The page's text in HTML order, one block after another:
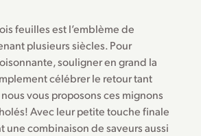
feuilles est l’emblème de
plusieurs siècles. Pour
souligner en grand la
célébrer le retour tant
vous proposons ces mignons
Avec leur petite touche finale
une combinaison de saveurs aussi